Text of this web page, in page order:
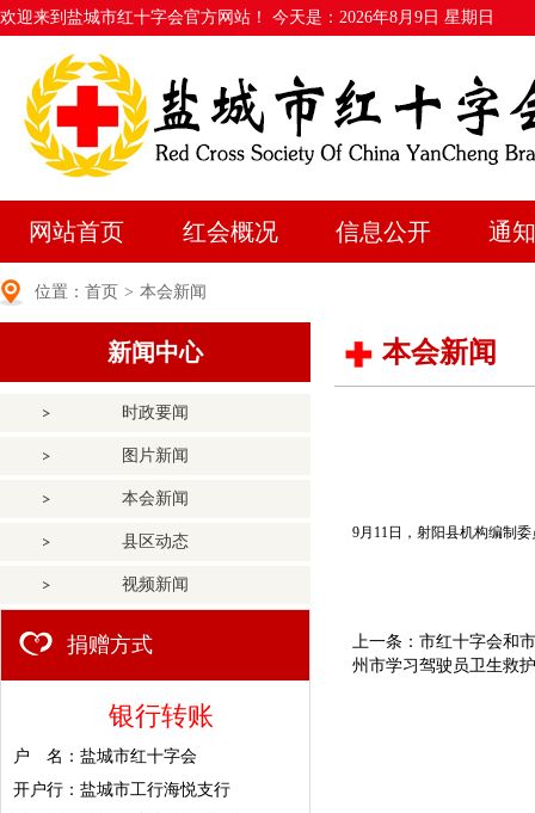
欢迎来到盐城市红十字会官方网站！ 今天是： 2026年8月9日 星期日
网站首页 红会概况 信息公开 通
位置： 首页 > 本会新闻
新闻中心
时政要闻
图片新闻
本会新闻
县区动态
视频新闻
捐赠方式
银行转账
户 名：盐城市红十字会
开户行：盐城市工行海悦支行
本会新闻
9月 11日，射阳县机构编制
上一条： 市红十字会和
州市学习驾驶员卫生救